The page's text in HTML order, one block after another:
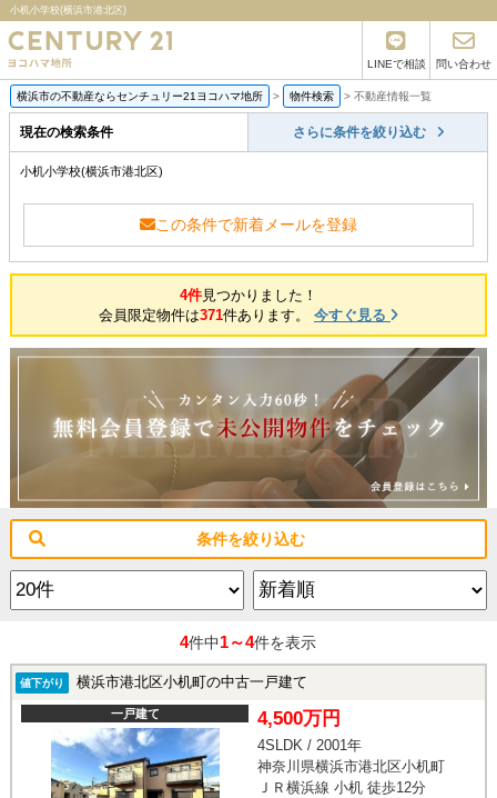
小机小学校(横浜市港北区)
LINEで相談 問い合わせ
横浜市の不動産ならセンチュリー21ヨコハマ地所 > 物件検索 > 不動産情報一覧
現在の検索条件 さらに条件を絞り込む
小机小学校(横浜市港北区)
この条件で新着メールを登録
4件見つかりました！
会員限定物件は371件あります。 今すぐ見る
条件を絞り込む
4件中1～4件を表示
値下がり 横浜市港北区小机町の中古一戸建て
一戸建て 4,500万円
4SLDK / 2001年
神奈川県横浜市港北区小机町
ＪＲ横浜線 小机 徒歩12分